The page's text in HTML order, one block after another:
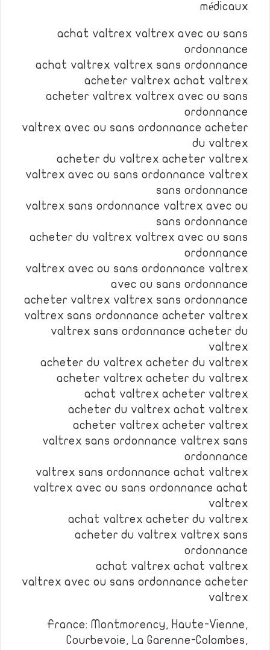
médicaux
achat valtrex valtrex avec ou sans
ordonnance
achat valtrex valtrex sans ordonnance
acheter valtrex achat valtrex
acheter valtrex valtrex avec ou sans
ordonnance
valtrex avec ou sans ordonnance acheter
du valtrex
acheter du valtrex acheter valtrex
valtrex avec ou sans ordonnance valtrex
sans ordonnance
valtrex sans ordonnance valtrex avec ou
sans ordonnance
acheter du valtrex valtrex avec ou sans
ordonnance
valtrex avec ou sans ordonnance valtrex
avec ou sans ordonnance
acheter valtrex valtrex sans ordonnance
valtrex sans ordonnance acheter valtrex
valtrex sans ordonnance acheter du
valtrex
acheter du valtrex acheter du valtrex
acheter valtrex acheter du valtrex
achat valtrex acheter valtrex
acheter du valtrex achat valtrex
acheter valtrex acheter valtrex
valtrex sans ordonnance valtrex sans
ordonnance
valtrex sans ordonnance achat valtrex
valtrex avec ou sans ordonnance achat
valtrex
achat valtrex acheter du valtrex
acheter du valtrex valtrex sans
ordonnance
achat valtrex achat valtrex
valtrex avec ou sans ordonnance acheter
valtrex
France: Montmorency, Haute-Vienne,
Courbevoie, La Garenne-Colombes,